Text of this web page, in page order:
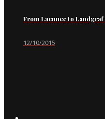
From Laennec to
12/10/2015